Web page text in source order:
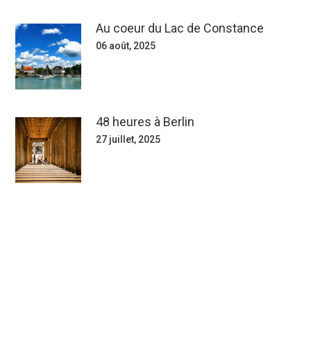
Au coeur du Lac de Constance
06 août, 2025
48 heures à Berlin
27 juillet, 2025